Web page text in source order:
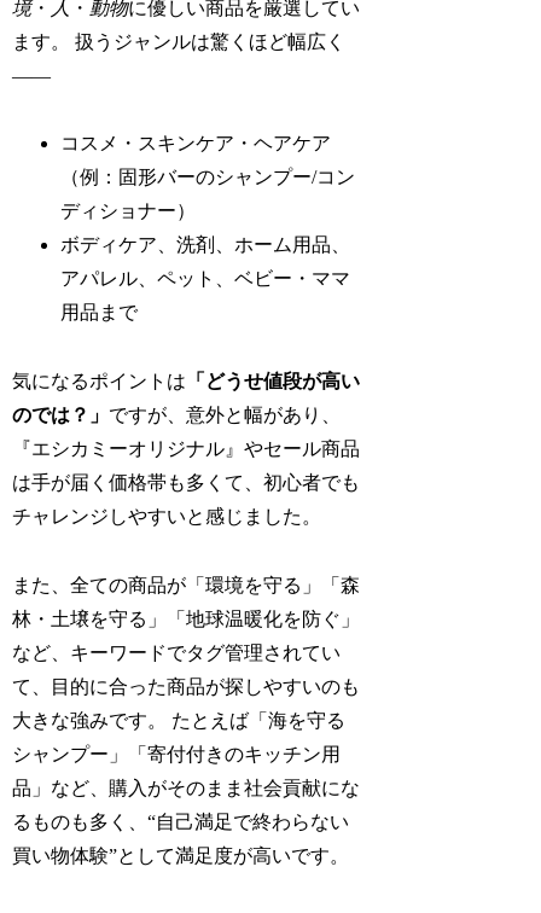
境・ 人 ・ 動物に優しい商品を厳選してい
ます。 扱うジャンルは驚くほど幅広く
――
コスメ・スキンケア・ヘアケア
（例：固形バーのシャンプー/コン
ディショナー）
ボディケア、洗剤、ホーム用品、
アパレル、ペット、ベビー・ママ
用品まで
気になるポイントは 「どうせ値段が高い
のでは？」 ですが、意外と幅があり、
『エシカミーオリジナル』やセール商品
は手が届く価格帯も多くて、初心者でも
チャレンジしやすいと感じました。
また、全ての商品が「環境を守る」「森
林・土壌を守る」「地球温暖化を防ぐ」
など、キーワードでタグ管理されてい
て、目的に合った商品が探しやすいのも
大きな強みです。 たとえば「海を守る
シャンプー」「寄付付きのキッチン用
品」など、購入がそのまま社会貢献にな
るものも多く、“自己満足で終わらない
買い物体験”として満足度が高いです。